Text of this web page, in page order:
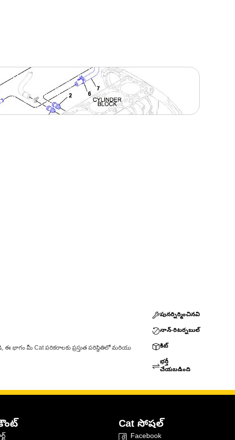
భాగం మీ Cat పరికరాలకు ప్రస్తుత పరిస్థితిలో మరియు
పునర్నిర్మించినవి
నాన్-రిటర్నబుల్
కిట్
భర్తీ
చేయబడింది
Cat సోషల్
Facebook